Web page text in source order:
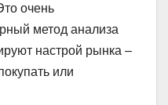
очень
метод анализа
настрой рынка –
или